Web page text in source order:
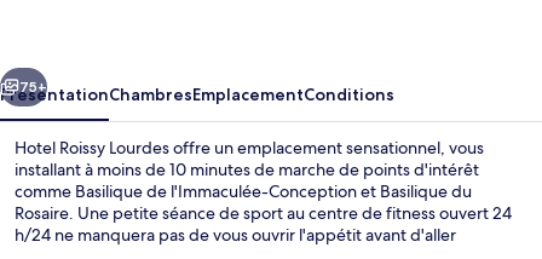
Suivant
75+
PrésentationChambresEmplacementConditions
Hotel Roissy Lourdes offre un emplacement sensationnel, vous
installant à moins de 10 minutes de marche de points d'intérêt
comme Basilique de l'Immaculée-Conception et Basilique du
Rosaire. Une petite séance de sport au centre de fitness ouvert 24
h/24 ne manquera pas de vous ouvrir l'appétit avant d'aller